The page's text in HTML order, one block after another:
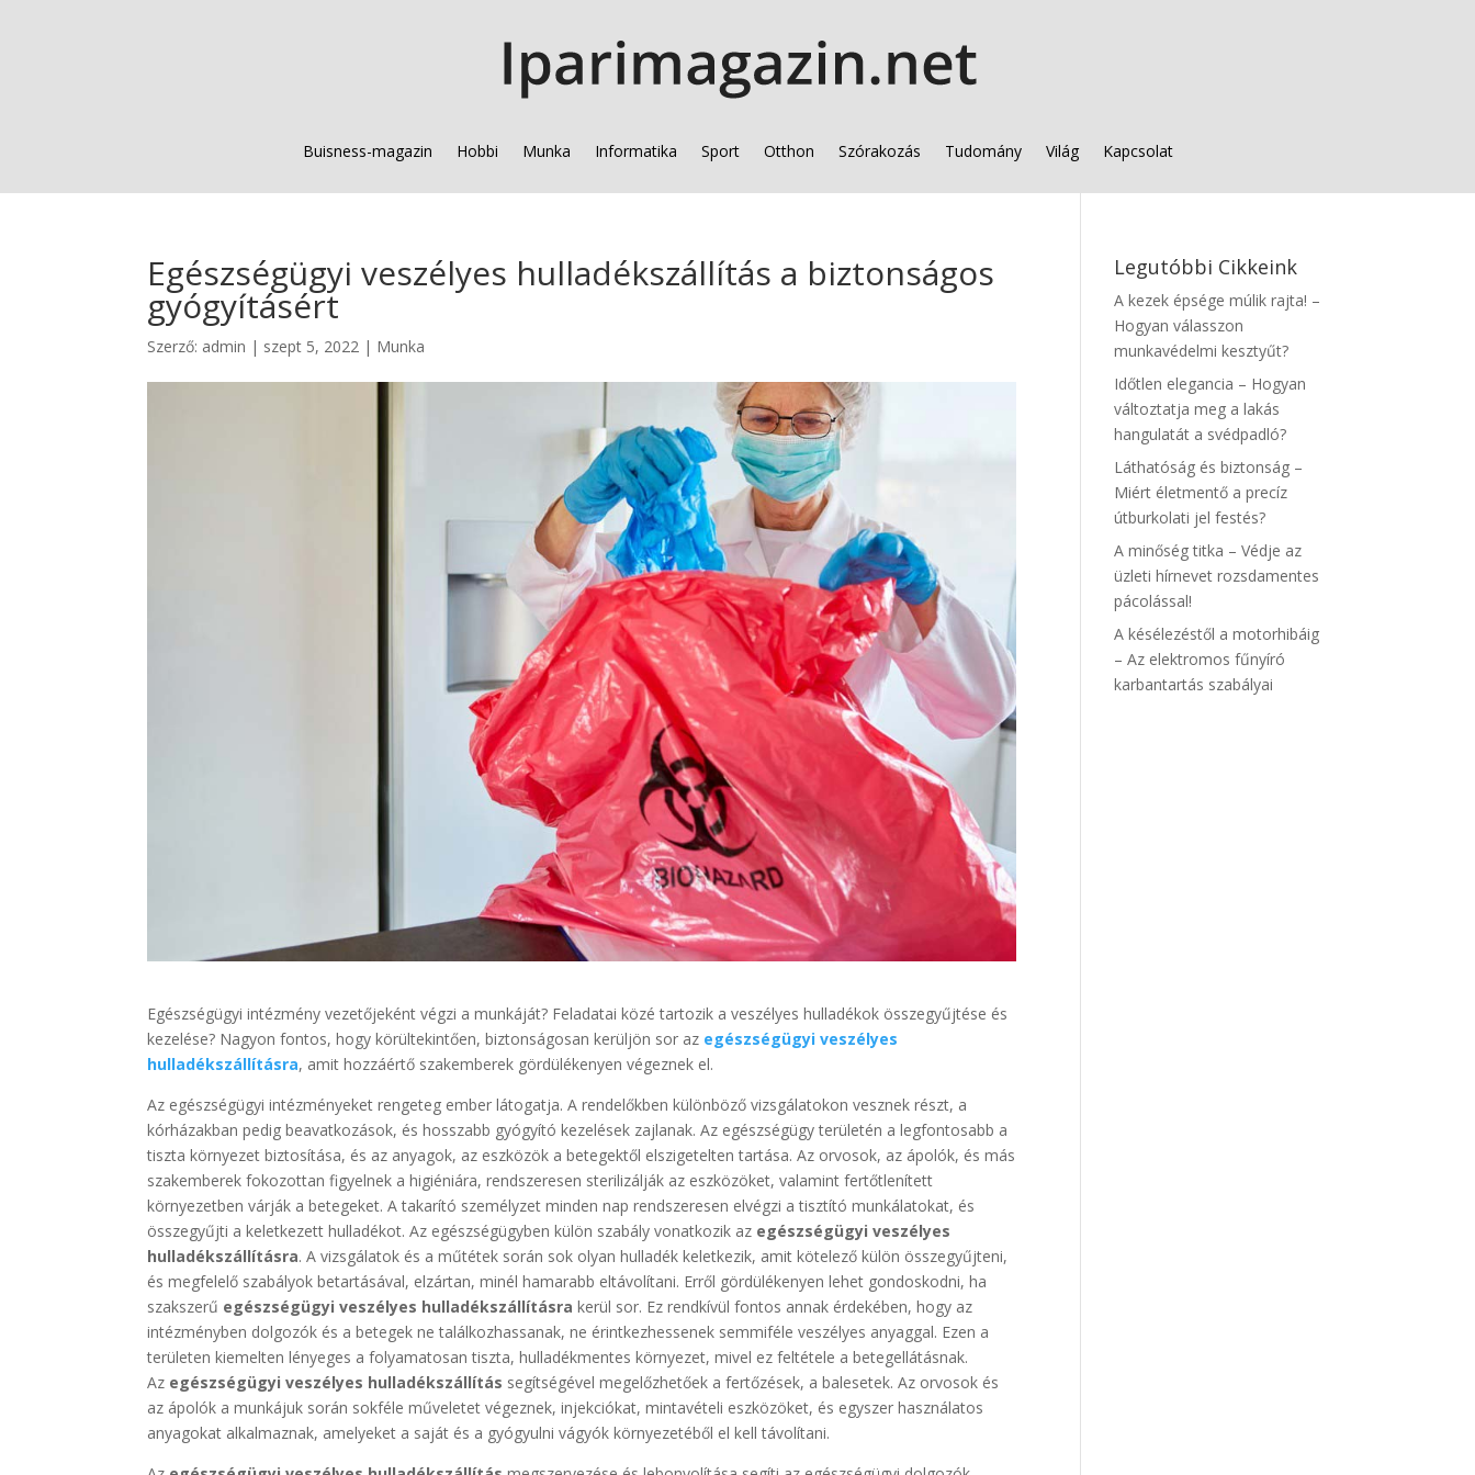
Buisness-magazin Hobbi Munka Informatika Sport Otthon Szórakozás Tudomány Világ Kapcsolat
Egészségügyi veszélyes hulladékszállítás a biztonságos
gyógyításért
Szerző: admin | szept 5, 2022 | Munka
Egészségügyi intézmény vezetőjeként végzi a munkáját? Feladatai közé tartozik a veszélyes hulladékok összegyűjtése és
kezelése? Nagyon fontos, hogy körültekintően, biztonságosan kerüljön sor az egészségügyi veszélyes
hulladékszállításra, amit hozzáértő szakemberek gördülékenyen végeznek el.
Az egészségügyi intézményeket rengeteg ember látogatja. A rendelőkben különböző vizsgálatokon vesznek részt, a
kórházakban pedig beavatkozások, és hosszabb gyógyító kezelések zajlanak. Az egészségügy területén a legfontosabb a
tiszta környezet biztosítása, és az anyagok, az eszközök a betegektől elszigetelten tartása. Az orvosok, az ápolók, és más
szakemberek fokozottan figyelnek a higiéniára, rendszeresen sterilizálják az eszközöket, valamint fertőtlenített
környezetben várják a betegeket. A takarító személyzet minden nap rendszeresen elvégzi a tisztító munkálatokat, és
összegyűjti a keletkezett hulladékot. Az egészségügyben külön szabály vonatkozik az egészségügyi veszélyes
hulladékszállításra. A vizsgálatok és a műtétek során sok olyan hulladék keletkezik, amit kötelező külön összegyűjteni,
és megfelelő szabályok betartásával, elzártan, minél hamarabb eltávolítani. Erről gördülékenyen lehet gondoskodni, ha
szakszerű egészségügyi veszélyes hulladékszállításrakerül sor. Ez rendkívül fontos annak érdekében, hogy az
intézményben dolgozók és a betegek ne találkozhassanak, ne érintkezhessenek semmiféle veszélyes anyaggal. Ezen a
területen kiemelten lényeges a folyamatosan tiszta, hulladékmentes környezet, mivel ez feltétele a betegellátásnak.
Az egészségügyi veszélyes hulladékszállítás segítségével megelőzhetőek a fertőzések, a balesetek. Az orvosok és
az ápolók a munkájuk során sokféle műveletet végeznek, injekciókat, mintavételi eszközöket, és egyszer használatos
anyagokat alkalmaznak, amelyeket a saját és a gyógyulni vágyók környezetéből el kell távolítani.
Legutóbbi Cikkeink
A kezek épsége múlik rajta! –
Hogyan válasszon
munkavédelmi kesztyűt?
Időtlen elegancia – Hogyan
változtatja meg a lakás
hangulatát a svédpadló?
Láthatóság és biztonság –
Miért életmentő a precíz
útburkolati jel festés?
A minőség titka – Védje az
üzleti hírnevet rozsdamentes
pácolással!
A késélezéstől a motorhibáig
– Az elektromos fűnyíró
karbantartás szabályai